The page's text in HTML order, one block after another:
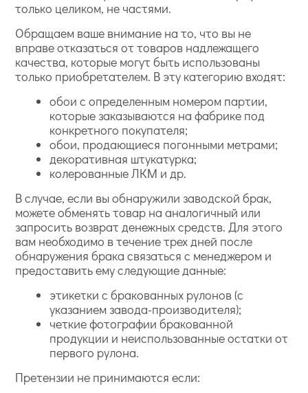
только целиком, не частями.
Обращаем ваше внимание на то, что вы не
вправе отказаться от товаров надлежащего
качества, которые могут быть использованы
только приобретателем. В эту категорию входят:
обои с определенным номером партии,
которые заказываются на фабрике под
конкретного покупателя;
обои, продающиеся погонными метрами;
декоративная штукатурка;
колерованные ЛКМ и др.
В случае, если вы обнаружили заводской брак,
можете обменять товар на аналогичный или
запросить возврат денежных средств. Для этого
вам необходимо в течение трех дней после
обнаружения брака связаться с менеджером и
предоставить ему следующие данные:
этикетки с бракованных рулонов (с
указанием завода-производителя);
четкие фотографии бракованной
продукции и неиспользованные остатки от
первого рулона.
Претензии не принимаются если: